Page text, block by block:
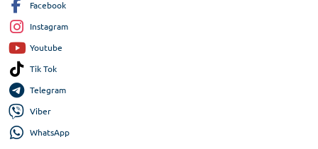
Facebook
Instagram
Youtube
Tik Tok
Telegram
Viber
WhatsApp